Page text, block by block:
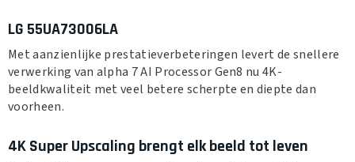
LG 55UA73006LA
Met aanzienlijke prestatieverbeteringen levert de snellere
verwerking van alpha 7 AI Processor Gen8 nu 4K-
beeldkwaliteit met veel betere scherpte en diepte dan
voorheen.
4K Super Upscaling brengt elk beeld tot leven